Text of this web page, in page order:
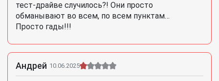
тест-драйве случилось?! Они просто
обманывают во всем, по всем пунктам…
Просто гады!!!
Андрей 10.06.2025